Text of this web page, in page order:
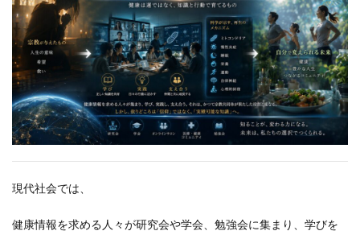
現代社会では、
健康情報を求める人々が研究会や学会、勉強会に集まり、学びを